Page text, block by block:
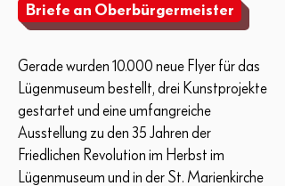
Briefe an Oberbürgermeister
Gerade wurden 10.000 neue Flyer für das
Lügenmuseum bestellt, drei Kunstprojekte
gestartet und eine umfangreiche
Ausstellung zu den 35 Jahren der
Friedlichen Revolution im Herbst im
Lügenmuseum und in der St. Marienkirche